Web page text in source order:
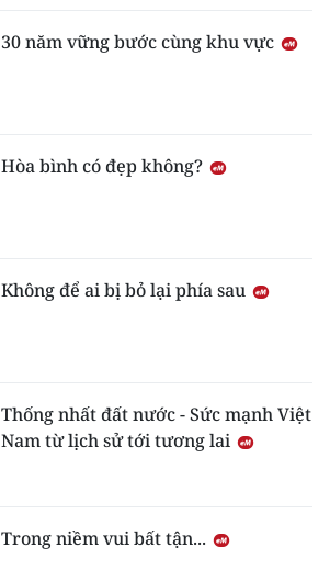
30 năm vững bước cùng khu vực
Hòa bình có đẹp không?
Không để ai bị bỏ lại phía sau
Thống nhất đất nước - Sức mạnh Việt
Nam từ lịch sử tới tương lai
Trong niềm vui bất tận...